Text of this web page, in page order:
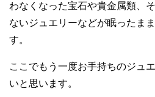
わなくなった宝石や貴金属類、
ないジュエリーなどが眠ったま
す。
ここでもう一度お手持ちのジュ
いと思います。